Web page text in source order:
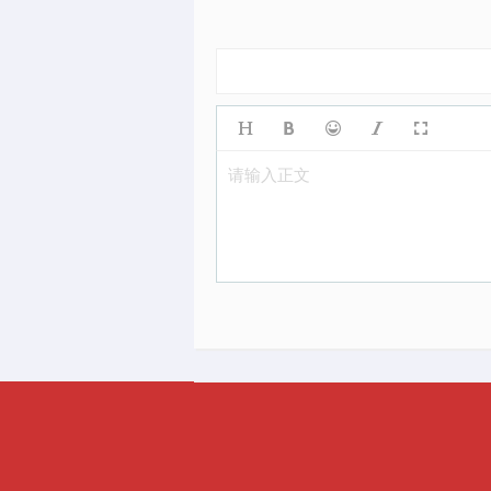
请输入正文